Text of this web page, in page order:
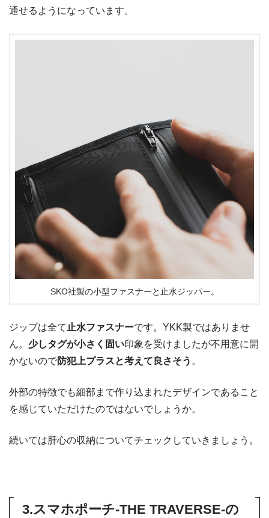
通せるようになっています。
SKO社製の小型ファスナーと止水ジッパー。
ジップは全て 止水ファスナーです。YKK製ではありませ
ん。 少しタグが小さく固い印象を受けましたが不用意に開
かないので防犯上プラスと考えて良さそう 。
外部の特徴でも細部まで作り込まれたデザインであること
を感じていただけたのではないでしょうか。
続いては肝心の収納についてチェックしていきましょう。
3.スマホポーチ-THE TRAVERSE-の